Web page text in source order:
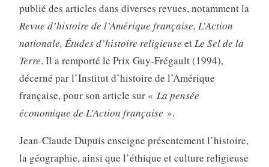
publié des articles dans diverses revues, notamment la
Revue d’histoire de l’Amérique française, L’Action
nationale, Études d’histoire religieuse etLe Selde la
Terre. Il a remporté le Prix Guy-Frégault (1994),
décerné par l’Institut d’histoire de l’Amérique
française, pour son article sur « La pensée
économique de L’Action fran­çaise ».
Jean-Claude Dupuis enseigne présentement l’histoire,
la géographie, ainsi que l’éthique et culture religieuse